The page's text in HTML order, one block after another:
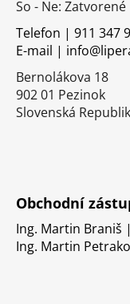
So - Ne: Zatvorené
Telefon | 911 347
E-mail |
Bernolákova 18
902 01 Pezinok
Slovenská
Obchodní
Ing. Martin Braniš
Ing. Martin